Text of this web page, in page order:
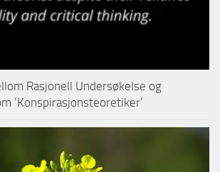
Rasjonell Undersøkelse og
‘Konspirasjonsteoretiker’